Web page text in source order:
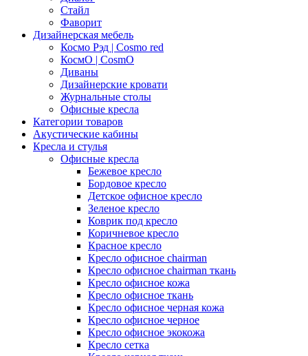
Стайл
Фаворит
Дизайнерская мебель
Космо Рэд | Cosmo red
КосмО | CosmO
Диваны
Дизайнерские кровати
Журнальные столы
Офисные кресла
Категории товаров
Акустические кабины
Кресла и стулья
Офисные кресла
Бежевое кресло
Бордовое кресло
Детское офисное кресло
Зеленое кресло
Коврик под кресло
Коричневое кресло
Красное кресло
Кресло офисное chairman
Кресло офисное chairman ткань
Кресло офисное кожа
Кресло офисное ткань
Кресло офисное черная кожа
Кресло офисное черное
Кресло офисное экокожа
Кресло сетка